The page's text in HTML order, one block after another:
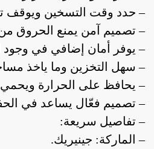
أدوات منزلية
أدوات منزلية
أدوات يدوية
– حدد وقت التسخين ويوقف
– تصميم آمن يمنع الحروق
– يوفر أمان إضافي في وجود
– سهل التخزين وما ياخذ
– يحافظ على الحرارة
– تصميم فعّال يساعد في
– تفاصيل سريعة:
– الماركة: جينيريك.